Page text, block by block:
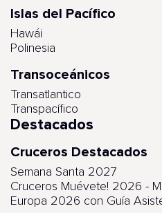
Islas del Pacífico
Hawái
Polinesia
Transoceánicos
Transatlantico
Transpacífico
Destacados
Cruceros Destacados
Semana Santa 2027
Cruceros Muévete! 2026 -
Europa 2026 con Guía